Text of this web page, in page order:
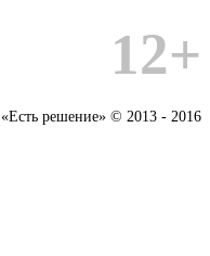
12+
«Есть решение» © 2013 - 2016